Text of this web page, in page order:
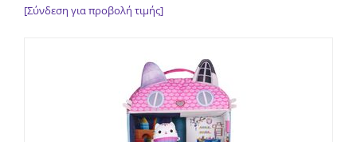
[Σύνδεση για προβολή τιμής]